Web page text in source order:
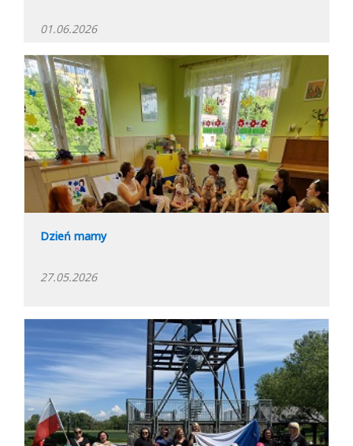
01.06.2026
Dzień mamy
27.05.2026